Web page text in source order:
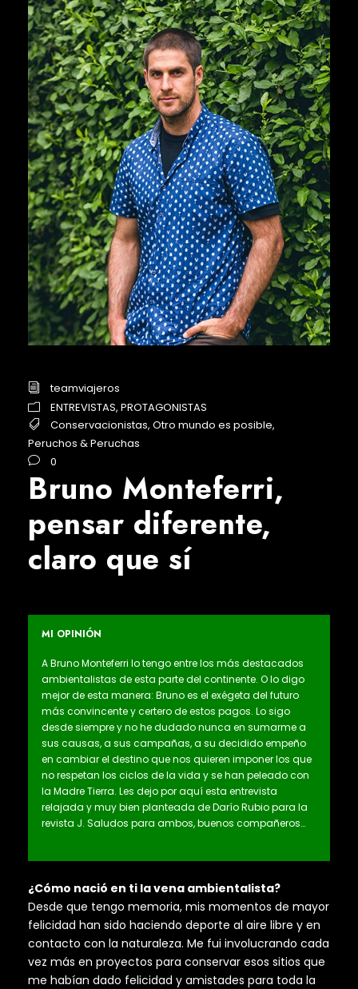
teamviajeros
ENTREVISTAS, PROTAGONISTAS
Conservacionistas, Otro mundo es posible,
Peruchos & Peruchas
0
Bruno Monteferri,
pensar diferente,
claro que sí
MI OPINIÓN
A Bruno Monteferri lo tengo entre los más destacados
ambientalistas de esta parte del continente. O lo digo
mejor de esta manera: Bruno es el exégeta del futuro
más convincente y certero de estos pagos. Lo sigo
desde siempre y no he dudado nunca en sumarme a
sus causas, a sus campañas, a su decidido empeño
en cambiar el destino que nos quieren imponer los que
no respetan los ciclos de la vida y se han peleado con
la Madre Tierra. Les dejo por aquí esta entrevista
relajada y muy bien planteada de Darío Rubio para la
revista J. Saludos para ambos, buenos compañeros…
¿Cómo nació en ti la vena ambientalista?
Desde que tengo memoria, mis momentos de mayor
felicidad han sido haciendo deporte al aire libre y en
contacto con la naturaleza. Me fui involucrando cada
vez más en proyectos para conservar esos sitios que
me habían dado felicidad y amistades para toda la